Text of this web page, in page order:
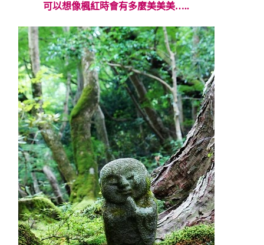
可以想像楓紅時會有多麼美美美…..